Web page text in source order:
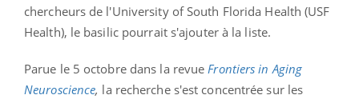
chercheurs de l'University of South Florida Health (USF
Health), le basilic pourrait s'ajouter à la liste.
Parue le 5 octobre dans la revue Frontiers in Aging
Neuroscience, la recherche s'est concentrée sur les